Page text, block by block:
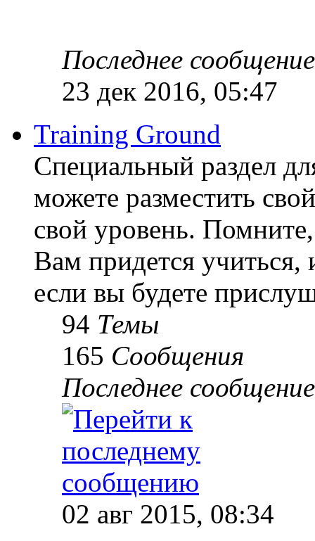
Последнее сообщение
23 дек 2016, 05:47
Training Ground
Специальный раздел
можете разместить
свой уровень. Помните,
Вам придется учиться,
если вы будете
94 Темы
165 Сообщения
Последнее сообщение
02 авг 2015, 08:34